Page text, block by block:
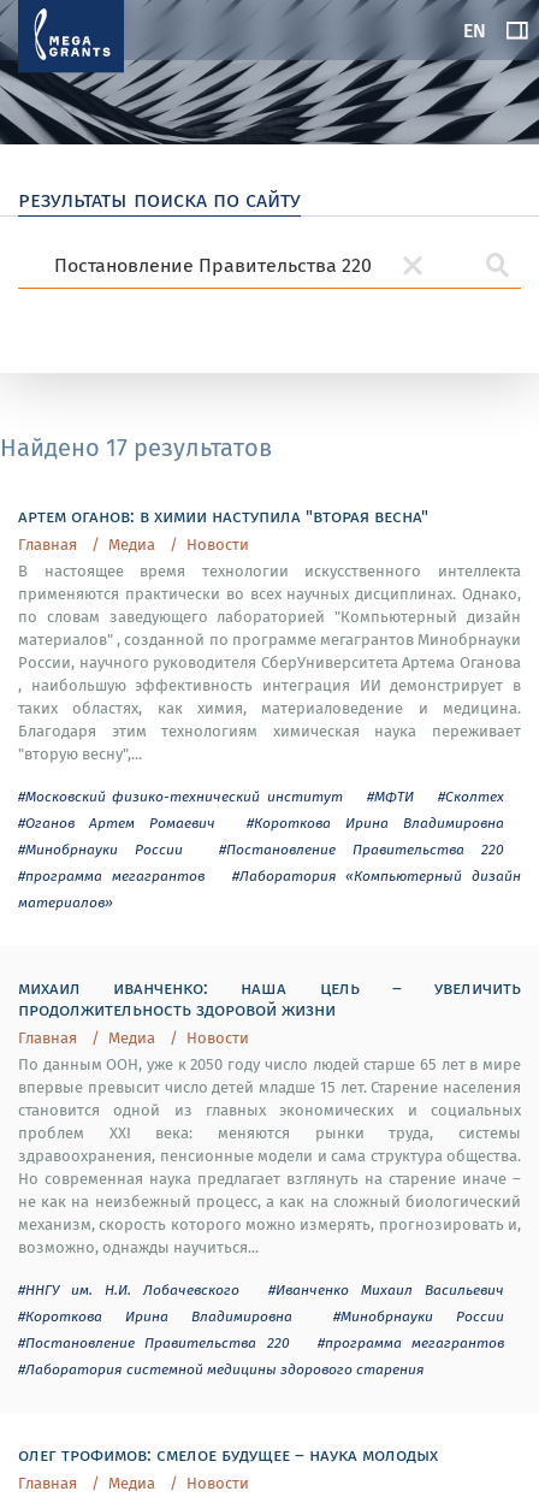
EN
результаты поиска по сайту
Найдено 17 результатов
артем оганов: в химии наступила "вторая весна"
Главная Медиа
Новости
В настоящее время технологии искусственного интеллекта
применяются практически во всех научных дисциплинах. Однако,
по словам заведующего лабораторией "Компьютерный дизайн
материалов" , созданной по программе мегагрантов Минобрнауки
России, научного руководителя СберУниверситета Артема Оганова
, наибольшую эффективность интеграция ИИ демонстрирует в
таких областях, как химия, материаловедение и медицина.
Благодаря этим технологиям химическая наука переживает
"вторую весну",...
#Московский физико-технический институт #МФТИ
#Сколтех
#Оганов Артем Ромаевич
#Короткова Ирина Владимировна
#Минобрнауки России
#Постановление Правительства 220
#программа мегагрантов
#Лаборатория «Компьютерный дизайн
материалов»
михаил иванченко: наша цель – увеличить
продолжительность здоровой жизни
Главная Медиа
Новости
По данным ООН, уже к 2050 году число людей старше 65 лет в мире
впервые превысит число детей младше 15 лет. Старение населения
становится одной из главных экономических и социальных
проблем XXI века: меняются рынки труда, системы
здравоохранения, пенсионные модели и сама структура общества.
Но современная наука предлагает взглянуть на старение иначе –
не как на неизбежный процесс, а как на сложный биологический
механизм, скорость которого можно измерять, прогнозировать и,
возможно, однажды научиться...
#ННГУ им. Н.И. Лобачевского
#Иванченко Михаил Васильевич
#Короткова Ирина Владимировна
#Минобрнауки России
#Постановление Правительства 220
#программа мегагрантов
#Лаборатория системной медицины здорового старения
олег трофимов: смелое будущее – наука молодых
Главная Медиа
Новости